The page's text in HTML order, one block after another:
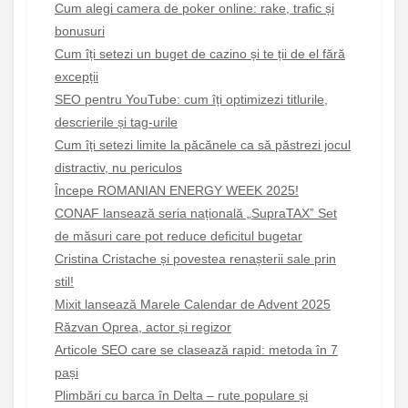
Cum alegi camera de poker online: rake, trafic și
bonusuri
Cum îți setezi un buget de cazino și te ții de el fără
excepții
SEO pentru YouTube: cum îți optimizezi titlurile,
descrierile și tag-urile
Cum îți setezi limite la păcănele ca să păstrezi jocul
distractiv, nu periculos
Începe ROMANIAN ENERGY WEEK 2025!
CONAF lansează seria națională „SupraTAX” Set
de măsuri care pot reduce deficitul bugetar
Cristina Cristache și povestea renașterii sale prin
stil!
Mixit lansează Marele Calendar de Advent 2025
Răzvan Oprea, actor și regizor
Articole SEO care se clasează rapid: metoda în 7
pași
Plimbări cu barca în Delta – rute populare și